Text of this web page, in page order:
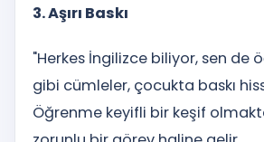
3. Aşırı Baskı
"Herkes İngilizce biliyor, sen de
gibi cümleler, çocukta baskı
Öğrenme keyifli bir keşif